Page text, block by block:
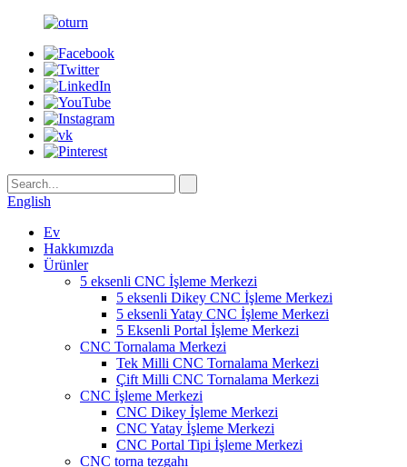
English
Ev
Hakkımızda
Ürünler
5 eksenli CNC İşleme Merkezi
5 eksenli Dikey CNC İşleme Merkezi
5 eksenli Yatay CNC İşleme Merkezi
5 Eksenli Portal İşleme Merkezi
CNC Tornalama Merkezi
Tek Milli CNC Tornalama Merkezi
Çift Milli CNC Tornalama Merkezi
CNC İşleme Merkezi
CNC Dikey İşleme Merkezi
CNC Yatay İşleme Merkezi
CNC Portal Tipi İşleme Merkezi
CNC torna tezgahı